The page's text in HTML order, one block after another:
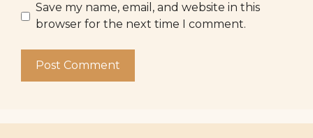
Save my name, email, and website in this
browser for the next time I comment.